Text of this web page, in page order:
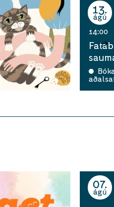
13
ágú
14:00
07
ágú